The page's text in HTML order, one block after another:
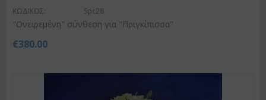
ΚΩΔΙΚΟΣ: Spc28
"Ονειρεμένη" σύνθεση για "Πριγκίπισσα"
€380.00